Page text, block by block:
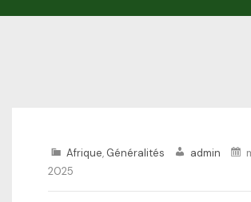
Afrique, Généralités admin
2025